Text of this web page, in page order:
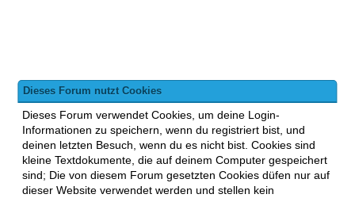
Dieses Forum nutzt Cookies
Dieses Forum verwendet Cookies, um deine Login-
Informationen zu speichern, wenn du registriert bist, und
deinen letzten Besuch, wenn du es nicht bist. Cookies sind
kleine Textdokumente, die auf deinem Computer gespeichert
sind; Die von diesem Forum gesetzten Cookies düfen nur auf
dieser Website verwendet werden und stellen kein